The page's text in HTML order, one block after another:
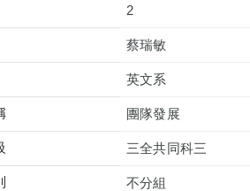
2
蔡瑞敏
英文系
團隊發展
三全共同科三
不分組